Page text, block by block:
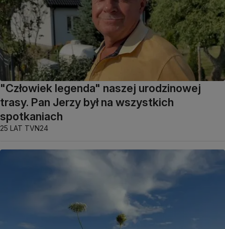
"Człowiek legenda" naszej urodzinowej
trasy. Pan Jerzy był na wszystkich
spotkaniach
25 LAT TVN24